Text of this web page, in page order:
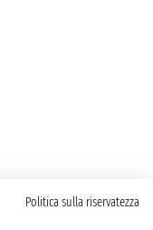
Politica sulla riservatezza